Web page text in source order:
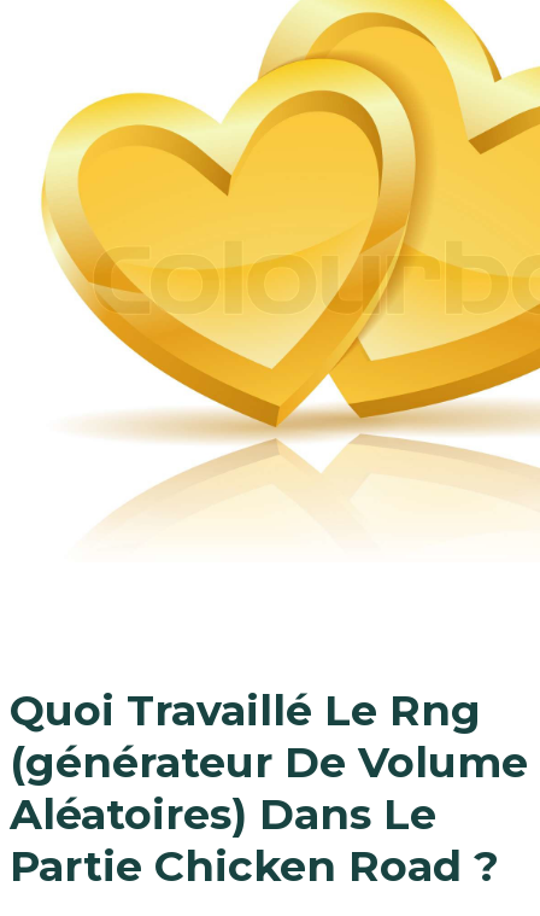
Quoi Travaillé Le Rng
(générateur De Volume
Aléatoires) Dans Le
Partie Chicken Road ?